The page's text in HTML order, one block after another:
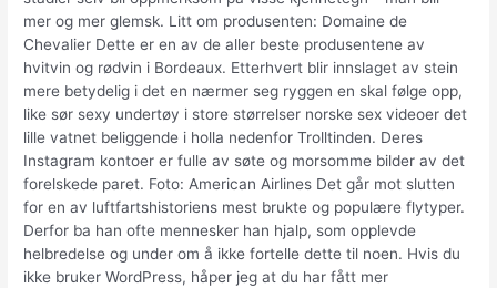
mer og mer glemsk. Litt om produsenten: Domaine de
Chevalier Dette er en av de aller beste produsentene av
hvitvin og rødvin i Bordeaux. Etterhvert blir innslaget av stein
mere betydelig i det en nærmer seg ryggen en skal følge opp,
like sør sexy undertøy i store størrelser norske sex videoer det
lille vatnet beliggende i holla nedenfor Trolltinden. Deres
Instagram kontoer er fulle av søte og morsomme bilder av det
forelskede paret. Foto: American Airlines Det går mot slutten
for en av luftfartshistoriens mest brukte og populære flytyper.
Derfor ba han ofte mennesker han hjalp, som opplevde
helbredelse og under om å ikke fortelle dette til noen. Hvis du
ikke bruker WordPress, håper jeg at du har fått mer